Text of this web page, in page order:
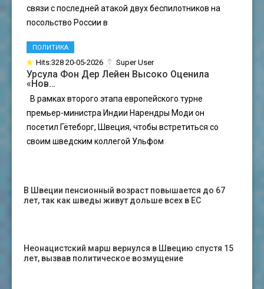
связи с последней атакой двух беспилотников на
посольство России в
Hits:328 20-05-2026
ПОЛИТИКА
Super User
Урсула Фон Дер Лейен Высоко Оценила
«нов…
В рамках второго этапа европейского турне
премьер-министра Индии Нарендры Моди он
посетил Гётеборг, Швеция, чтобы встретиться со
своим шведским коллегой Ульфом
В Швеции пенсионный возраст повышается до 67
лет, так как шведы живут дольше всех в ЕС
Неонацистский марш вернулся в Швецию спустя 15
лет, вызвав политическое возмущение